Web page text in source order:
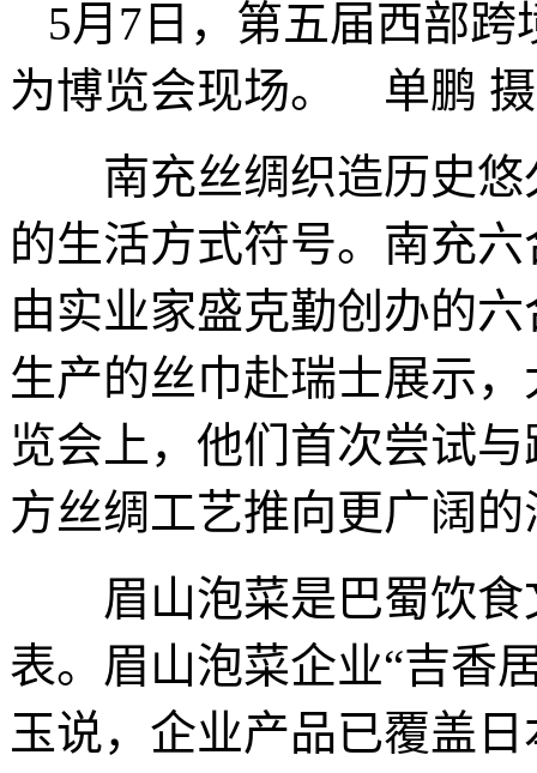
5月7日，第五届西部
为博览会现场。 单鹏 摄
南充丝绸织造历史悠
的生活方式符号。南充
由实业家盛克勤创办的
生产的丝巾赴瑞士展示
览会上，他们首次尝试
方丝绸工艺推向更广阔
眉山泡菜是巴蜀饮食
表。眉山泡菜企业“吉香
玉说，企业产品已覆盖